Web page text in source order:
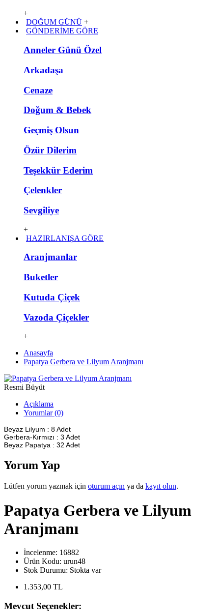
+
DOĞUM GÜNÜ +
GÖNDERİME GÖRE
Anneler Günü Özel
Arkadaşa
Cenaze
Doğum & Bebek
Geçmiş Olsun
Özür Dilerim
Teşekkür Ederim
Çelenkler
Sevgiliye
+
HAZIRLANIŞA GÖRE
Aranjmanlar
Buketler
Kutuda Çiçek
Vazoda Çiçekler
+
Anasayfa
Papatya Gerbera ve Lilyum Aranjmanı
Resmi Büyüt
Açıklama
Yorumlar (0)
Beyaz Lilyum : 8 Adet
Gerbera-Kırmızı : 3 Adet
Beyaz Papatya : 32 Adet
Yorum Yap
Lütfen yorum yazmak için oturum açın ya da kayıt olun.
Papatya Gerbera ve Lilyum
Aranjmanı
İncelenme: 16882
Ürün Kodu: urun48
Stok Durumu: Stokta var
1.353,00 TL
Mevcut Seçenekler: